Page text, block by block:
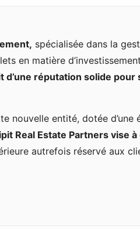
spécialisée dans la
en matière
d’une réputation solide
nouvelle entité, dotée
Real Estate Partners vise
autrefois réservé aux